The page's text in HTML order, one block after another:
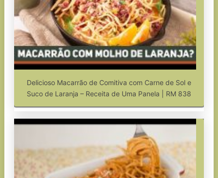
Delicioso Macarrão de Comitiva com Carne de Sol e
Suco de Laranja – Receita de Uma Panela | RM 838